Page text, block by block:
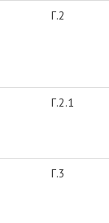
Г.2
Г.2.1
Г.3